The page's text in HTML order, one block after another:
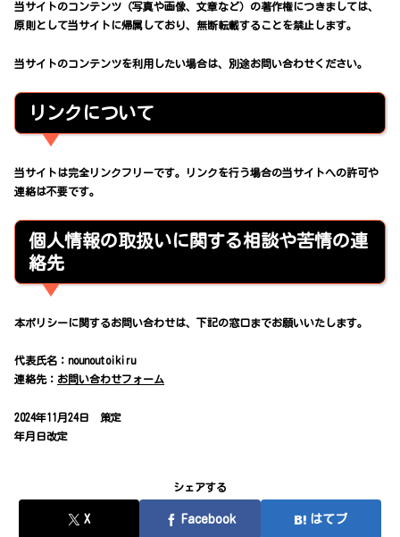
当サイトのコンテンツ（写真や画像、文章など）の著作権につきましては、
原則として当サイトに帰属しており、無断転載することを禁止します。
当サイトのコンテンツを利用したい場合は、別途お問い合わせください。
リンクについて
当サイトは完全リンクフリーです。リンクを行う場合の当サイトへの許可や
連絡は不要です。
個人情報の取扱いに関する相談や苦情の連
絡先
本ポリシーに関するお問い合わせは、下記の窓口までお願いいたします。
代表氏名：nounoutoikiru
連絡先： お問い合わせフォーム
2024年11月24日 策定
年月日改定
シェアする
X Facebook はてブ